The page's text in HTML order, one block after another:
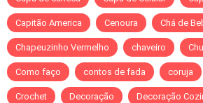
Capitão America Cenoura Chá de
Chapeuzinho Vermelho chaveiro
Como faço contos de fada coruja
Crochet Decoração Decoração